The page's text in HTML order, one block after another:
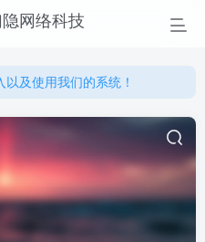
及使用我们的系统！
及使用我们的系统！